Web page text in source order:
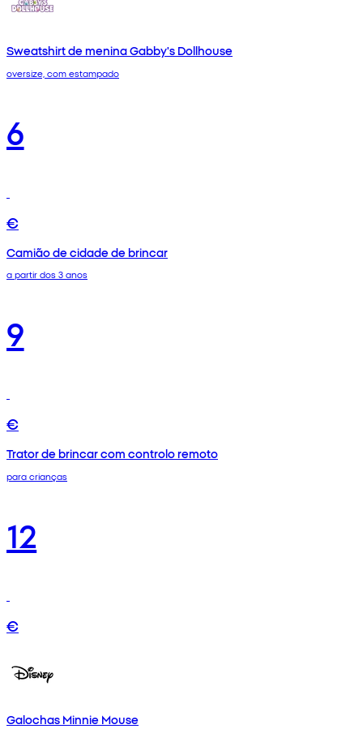
Sweatshirt de menina Gabby's Dollhouse
oversize, com estampado
6
€
Camião de cidade de brincar
a partir dos 3 anos
9
€
Trator de brincar com controlo remoto
para crianças
12
€
Galochas Minnie Mouse